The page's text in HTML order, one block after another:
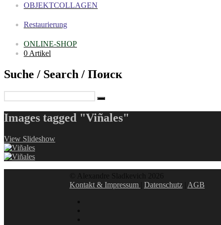
OBJEKTCOLLAGEN
Restaurierung
ONLINE-SHOP
0 Artikel
Suche / Search / Поиск
Images tagged "Viñales"
View Slideshow
Kontakt & Impressum
Datenschutz| AGB